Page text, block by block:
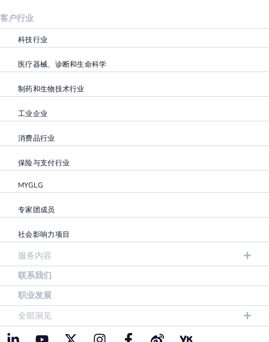
客户行业
科技行业
医疗器械、诊断和生命科学
制药和生物技术行业
工业企业
消费品行业
保险与支付行业
MYGLG
专家团成员
社会影响力项目
服务内容
联系我们
职业发展
全部洞见